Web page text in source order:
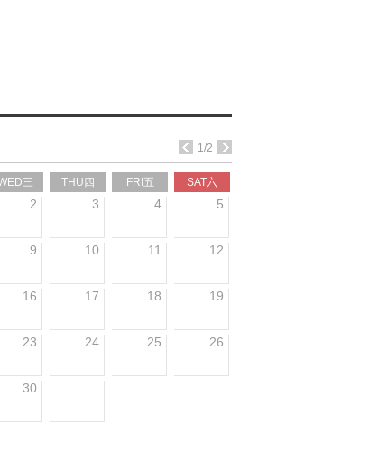
1/2
三 THU四 FRI五 SAT六
2 3 4 5
9 10 11 12
16 17 18 19
23 24 25 26
30